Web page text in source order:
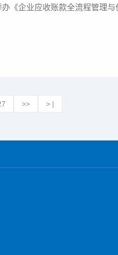
《企业应收账款全流程管理
>> > |